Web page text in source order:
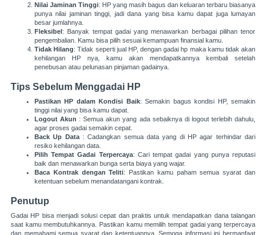
Nilai Jaminan Tinggi: HP yang masih bagus dan keluaran terbaru biasanya
punya nilai jaminan tinggi, jadi dana yang bisa kamu dapat juga lumayan
besar jumlahnya.
Fleksibel: Banyak tempat gadai yang menawarkan berbagai pilihan tenor
pengembalian. Kamu bisa pilih sesuai kemampuan finansial kamu.
Tidak Hilang: Tidak seperti jual HP, dengan gadai hp maka kamu tidak akan
kehilangan HP nya, kamu akan mendapatkannya kembali setelah
penebusan atau pelunasan pinjaman gadainya.
Tips Sebelum Menggadai HP
Pastikan HP dalam Kondisi Baik: Semakin bagus kondisi HP, semakin
tinggi nilai yang bisa kamu dapat.
Logout Akun : Semua akun yang ada sebaiknya di logout terlebih dahulu,
agar proses gadai semakin cepat.
Back Up Data: Cadangkan semua data yang di HP agar terhindar dari
resiko kehilangan data.
Pilih Tempat Gadai Terpercaya: Cari tempat gadai yang punya reputasi
baik dan menawarkan bunga serta biaya yang wajar.
Baca Kontrak dengan Teliti: Pastikan kamu paham semua syarat dan
ketentuan sebelum menandatangani kontrak.
Penutup
Gadai HP bisa menjadi solusi cepat dan praktis untuk mendapatkan dana talangan
saat kamu membutuhkannya. Pastikan kamu memilih tempat gadai yang terpercaya
dan memahami semua syarat dan ketentuannya. Semoga informasi ini bermanfaat